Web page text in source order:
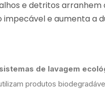
e detritos arranhem
impecável e aumenta a
sistemas de lavagem
produtos